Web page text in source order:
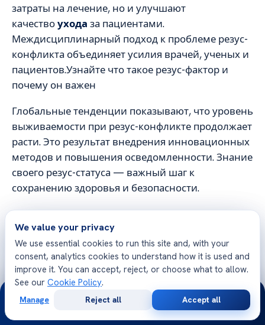
затраты на лечение, но и улучшают
качествоухода за пациентами.
Междисциплинарный подход к проблеме резус-
конфликта объединяет усилия врачей, ученых и
пациентов.Узнайте что такое резус-фактор и
почему он важен
Глобальные тенденции показывают, что уровень
выживаемости при резус-конфликте продолжает
расти. Это результат внедрения инновационных
методов и повышения осведомленности. Знание
своего резус-статуса — важный шаг к
сохранению здоровья и безопасности.
Free Second Opinion
Share your case with Acibadem specialists. Get a clear
medical opinion — no obligation.
We value your privacy
We use essential cookies to run this site and, with your
consent, analytics cookies to understand how it is used and
improve it. You can accept, reject, or choose what to allow.
See our Cookie Policy.
Manage Reject all Accept all
24/7
Consultation
Opinion